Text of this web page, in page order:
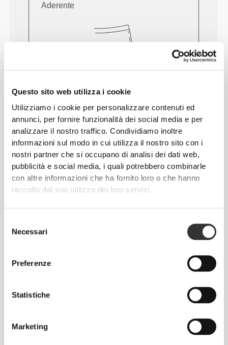
Questo sito web utilizza i cookie
Utilizziamo i cookie per personalizzare contenuti ed
annunci, per fornire funzionalità dei social media e per
analizzare il nostro traffico. Condividiamo inoltre
informazioni sul modo in cui utilizza il nostro sito con i
nostri partner che si occupano di analisi dei dati web,
pubblicità e social media, i quali potrebbero combinarle
con altre informazioni che ha fornito loro o che hanno
raccolto dal suo utilizzo dei loro servizi.
delNecessari
Preferenze
Statistiche
Marketing
Aderente
Senti il tuo corpo ad ogni mossa che fai.
La vestibilità aderente mette in mostra la
silhouette del tuo corpo.
Regolare